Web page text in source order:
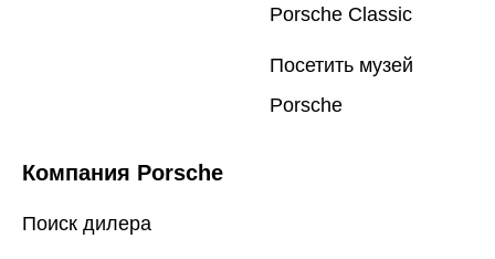
Porsche Classic
Посетить музей
Porsche
Компания Porsche
Поиск дилера